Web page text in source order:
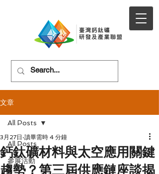
文章
All Posts
參展活動
All Posts
鈣鈦礦材料與太空應用關鍵
趨勢？第三屆供應鏈座談揭
3月27日 讀畢需時 4 分鐘